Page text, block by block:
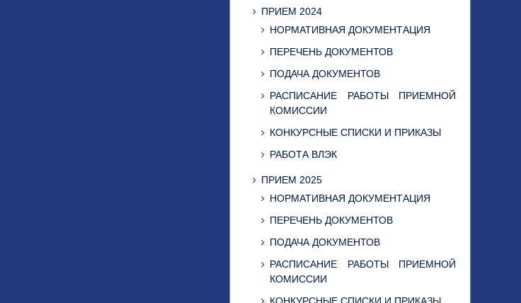
ПРИЕМ 2024
НОРМАТИВНАЯ ДОКУМЕНТАЦИЯ
ПЕРЕЧЕНЬ ДОКУМЕНТОВ
ПОДАЧА ДОКУМЕНТОВ
РАСПИСАНИЕ РАБОТЫ ПРИЕМНОЙ
КОМИССИИ
КОНКУРСНЫЕ СПИСКИ И ПРИКАЗЫ
РАБОТА ВЛЭК
ПРИЕМ 2025
НОРМАТИВНАЯ ДОКУМЕНТАЦИЯ
ПЕРЕЧЕНЬ ДОКУМЕНТОВ
ПОДАЧА ДОКУМЕНТОВ
РАСПИСАНИЕ РАБОТЫ ПРИЕМНОЙ
КОМИССИИ